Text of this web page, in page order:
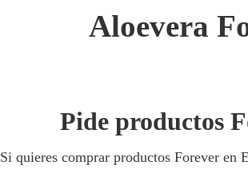
Aloevera
Pide productos
Si quieres comprar productos Forever en